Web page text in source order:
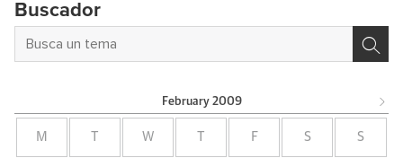
Buscador
February 2009
M W F S S